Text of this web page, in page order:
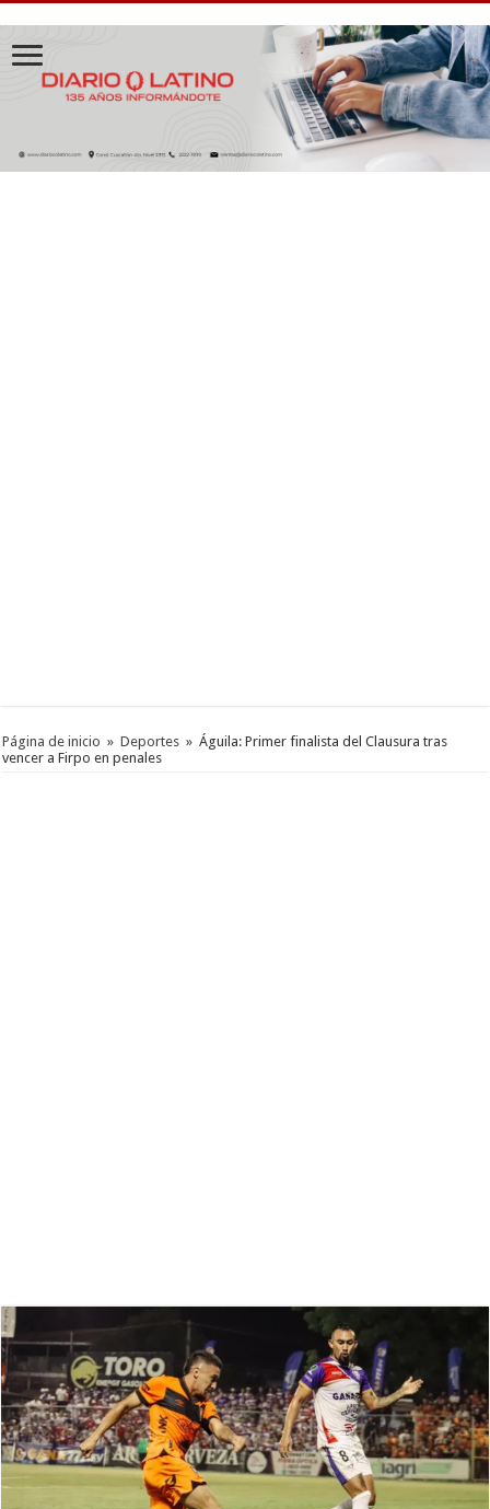
Página de inicio » Deportes » Águila: Primer finalista del Clausura tras
vencer a Firpo en penales